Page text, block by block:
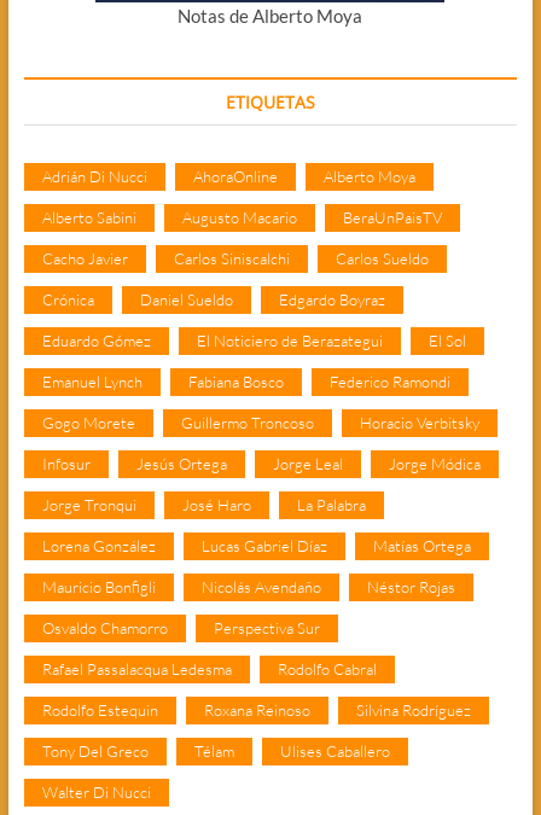
Notas de Alberto Moya
ETIQUETAS
Adrián Di Nucci AhoraOnline Alberto Moya
Alberto Sabini Augusto Macario BeraUnPaisTV
Cacho Javier Carlos Siniscalchi Carlos Sueldo
Crónica Daniel Sueldo Edgardo Boyraz
Eduardo Gómez El Noticiero de Berazategui El Sol
Emanuel Lynch Fabiana Bosco Federico Ramondi
Gogo Morete Guillermo Troncoso Horacio Verbitsky
Infosur Jesús Ortega Jorge Leal Jorge Módica
Jorge Tronqui José Haro La Palabra
Lorena González Lucas Gabriel Díaz Matías Ortega
Mauricio Bonfigli Nicolás Avendaño Néstor Rojas
Osvaldo Chamorro Perspectiva Sur
Rafael Passalacqua Ledesma Rodolfo Cabral
Rodolfo Estequin Roxana Reinoso Silvina Rodríguez
Tony Del Greco Télam Ulises Caballero
Walter Di Nucci